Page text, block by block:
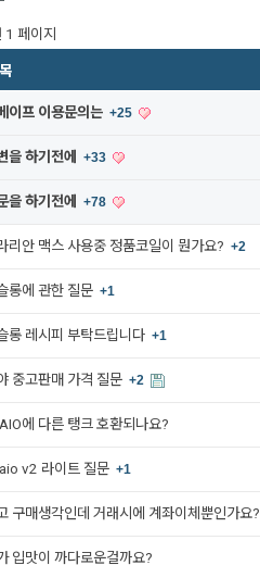
1 페이지
이프 이용문의는 +25
을 하기전에 +33
을 하기전에 +78
리안 맥스 사용중 정품코일이 뭔가요? +2
롱에 관한 질문 +1
롱 레시피 부탁드립니다 +1
중고판매 가격 질문 +2
에 다른 탱크 호환되나요?
v2 라이트 질문 +1
구매생각인데 거래시에 계좌이체뿐인가요?
입맛이 까다로운걸까요?